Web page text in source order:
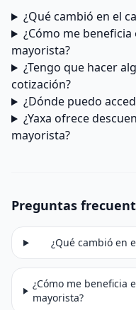
¿Qué cambió en el
¿Cómo me
mayorista?
¿Tengo que hacer
cotización?
¿Dónde puedo
¿Yaxa ofrece
mayorista?
Preguntas
¿Qué cambió en
¿Cómo me beneficia
mayorista?